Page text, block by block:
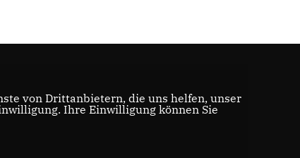
von Drittanbietern, die uns helfen, unser
Ihre Einwilligung können Sie